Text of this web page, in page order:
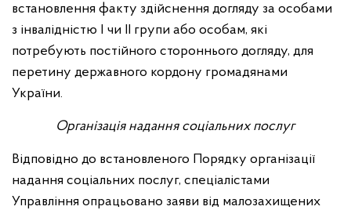
встановлення факту здійснення догляду за особами
з інвалідністю І чи ІІ групи або особам, які
потребують постійного стороннього догляду, для
перетину державного кордону громадянами
України.
Організація надання соціальних послуг
Відповідно до встановленого Порядку організації
надання соціальних послуг, спеціалістами
Управління опрацьовано заяви від малозахищених